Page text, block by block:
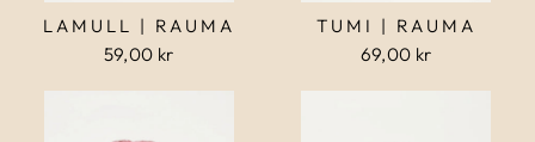
LAMULL | RAUMA
59,00 kr
TUMI | RAUMA
69,00 kr